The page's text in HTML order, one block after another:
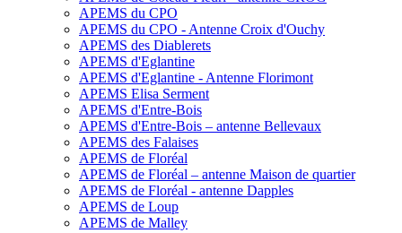
APEMS du CPO
APEMS du CPO - Antenne Croix d'Ouchy
APEMS des Diablerets
APEMS d'Eglantine
APEMS d'Eglantine - Antenne Florimont
APEMS Elisa Serment
APEMS d'Entre-Bois
APEMS d'Entre-Bois – antenne Bellevaux
APEMS des Falaises
APEMS de Floréal
APEMS de Floréal – antenne Maison de quartier
APEMS de Floréal - antenne Dapples
APEMS de Loup
APEMS de Malley